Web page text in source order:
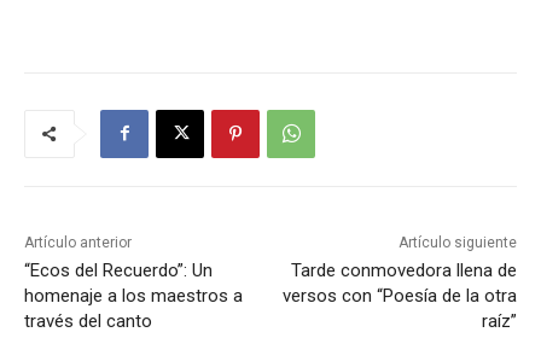
Artículo anterior
“Ecos del Recuerdo”: Un
homenaje a los maestros a
través del canto
Artículo siguiente
Tarde conmovedora llena de
versos con “Poesía de la otra
raíz”